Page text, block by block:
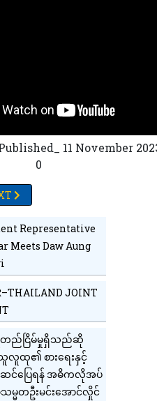
11 November
0
ရှမ်းပြည်နယ်မြောက်ပိုင်းအ
ARTICLE: ရှမ်းမြောက်တွင် ဖြစ်
Representative
Meets Daw Aung
JOINT
တည်ငြိမ်မှုရှိသည်ဆို
လူထု၏ စားရေးနှင့်
အဆင်ပြေရန် အဓိကလိုအပ်
မ္မတဦးမင်းအောင်လှိုင်